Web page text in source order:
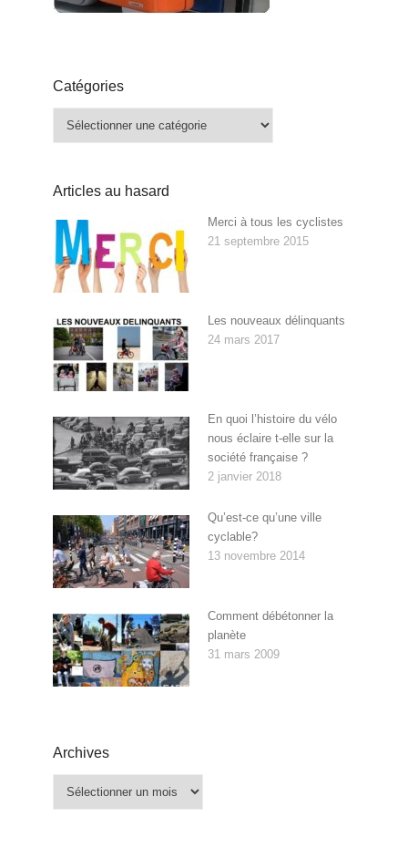
Catégories
Articles au hasard
Merci à tous les cyclistes
21 septembre 2015
Les nouveaux délinquants
24 mars 2017
En quoi l’histoire du vélo
nous éclaire t-elle sur la
société française ?
2 janvier 2018
Qu’est-ce qu’une ville
cyclable?
13 novembre 2014
Comment débétonner la
planète
31 mars 2009
Archives